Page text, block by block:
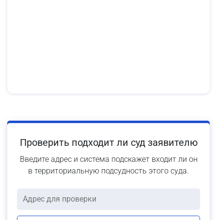
Проверить подходит ли суд заявителю
Введите адрес и система подскажет входит ли он
в территориальную подсудность этого суда.